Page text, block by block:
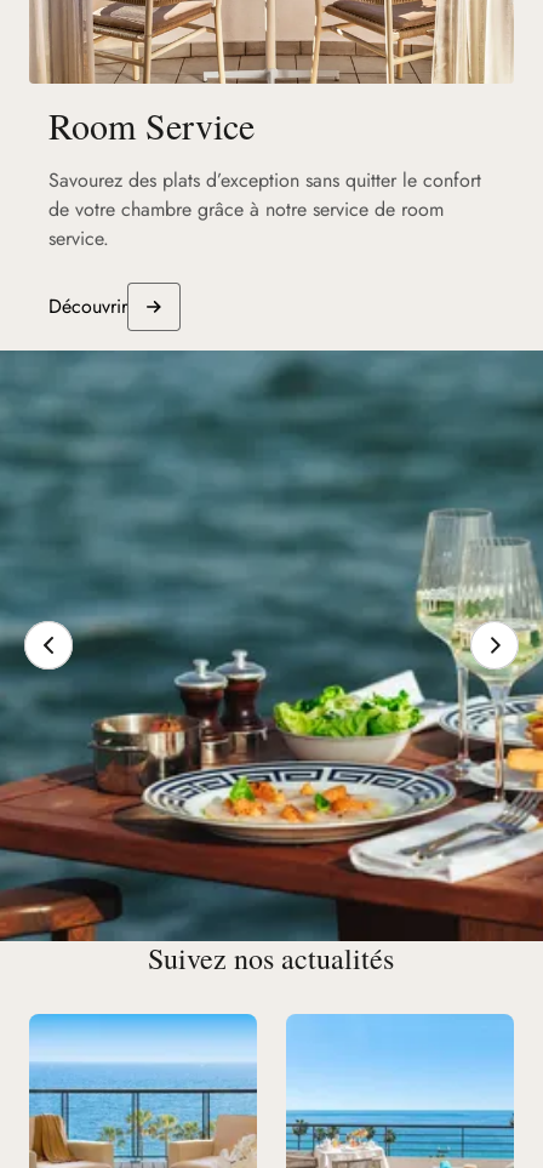
Room Service
Savourez des plats d’exception sans quitter le confort
de votre chambre grâce à notre service de room
service.
Découvrir
Cannes
Entre tables sophistiquées, cuisine provençale authentique
et adresses festives emblématiques, Cannes regorge de
bars et restaurants à explorer.
Suivez nos actualités